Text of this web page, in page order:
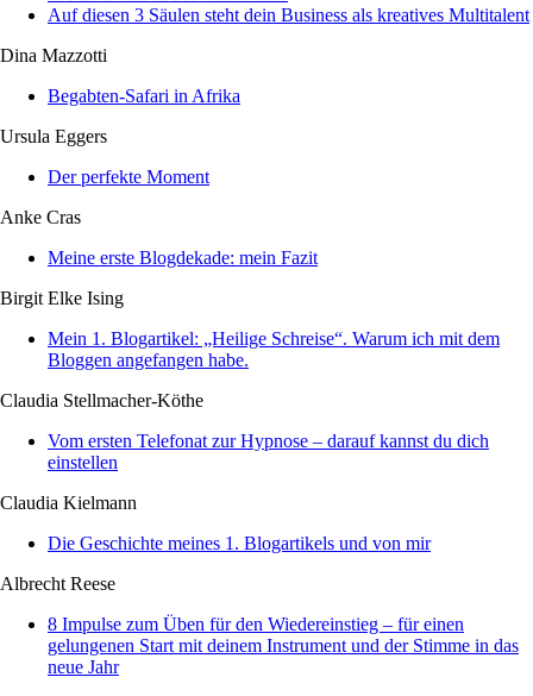
Auf diesen 3 Säulen steht dein Business als kreatives Multitalent
Dina Mazzotti
Begabten-Safari in Afrika
Ursula Eggers
Der perfekte Moment
Anke Cras
Meine erste Blogdekade: mein Fazit
Birgit Elke Ising
Mein 1. Blogartikel: „Heilige Schreise“. Warum ich mit dem
Bloggen angefangen habe.
Claudia Stellmacher-Köthe
Vom ersten Telefonat zur Hypnose – darauf kannst du dich
einstellen
Claudia Kielmann
Die Geschichte meines 1. Blogartikels und von mir
Albrecht Reese
8 Impulse zum Üben für den Wiedereinstieg – für einen
gelungenen Start mit deinem Instrument und der Stimme in das
neue Jahr